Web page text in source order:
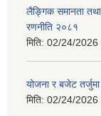
लैङ्गिक समानता तथा
रणनीति २०८१
मिति: 02/24/2026
योजना र बजेट
मिति: 02/24/2026